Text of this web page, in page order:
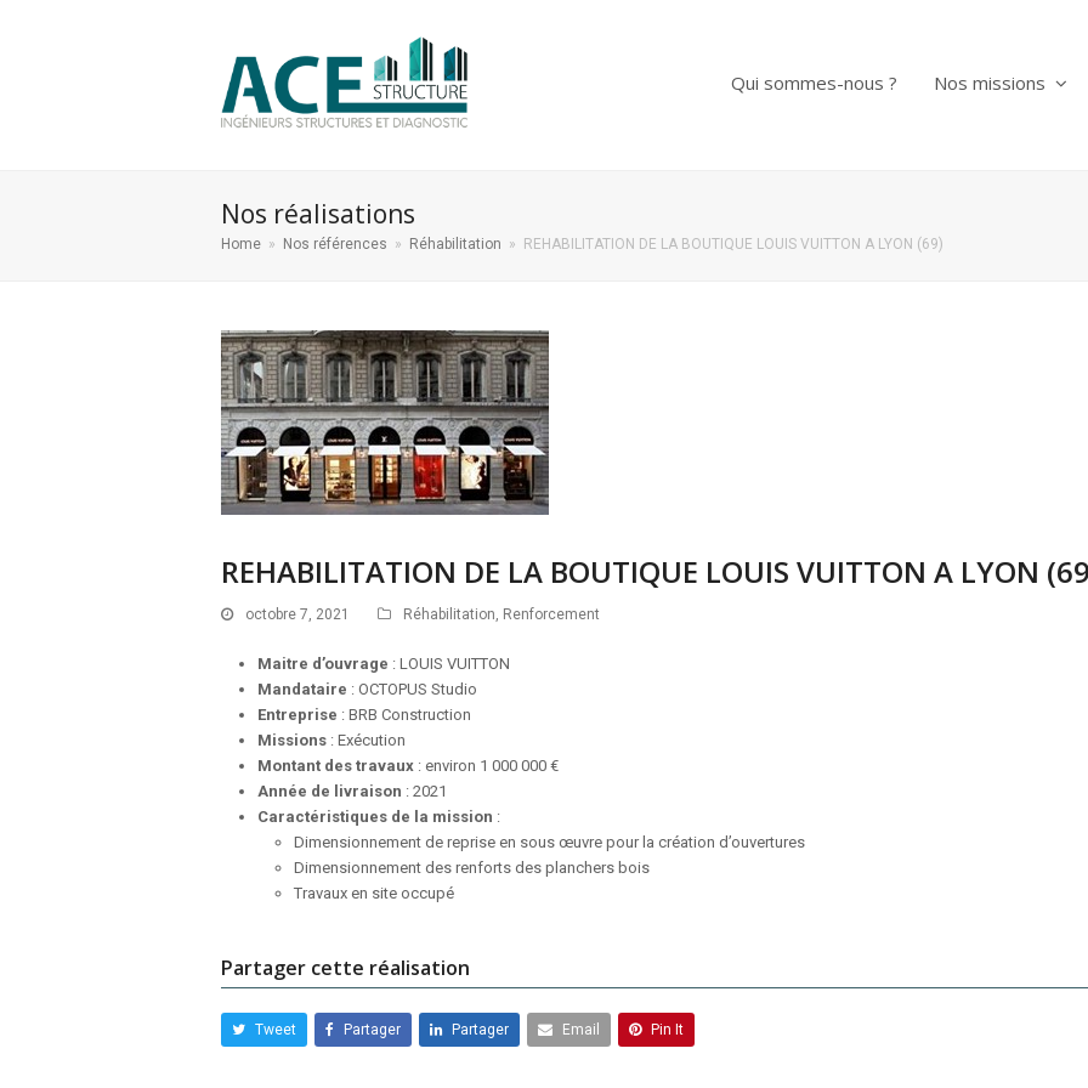
Qui sommes-nous ? Nos missions
Nos réalisations
Home » Nos références » Réhabilitation » REHABILITATION DE LA BOUTIQUE LOUIS VUITTON A LYON (69)
REHABILITATION DE LA BOUTIQUE LOUIS VUITTON A LYON
octobre 7, 2021 Réhabilitation, Renforcement
Maitre d’ouvrage : LOUIS VUITTON
Mandataire : OCTOPUS Studio
Entreprise : BRB Construction
Missions : Exécution
Montant des travaux : environ 1 000 000 €
Année de livraison : 2021
Caractéristiques de la mission :
Dimensionnement de reprise en sous œuvre pour la création d’ouvertures
Dimensionnement des renforts des planchers bois
Travaux en site occupé
Partager cette réalisation
Tweet Partager Partager Email Pin It